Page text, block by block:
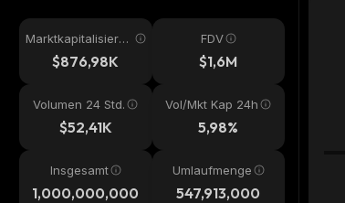
Marktkapitalisieru
$876,98K
FDV
$1,6M
Volumen 24 Std.
$52,41K
Vol/Mkt Kap 24h
5,98%
Insgesamt
1,000,000,000
Umlaufmenge
547,913,000